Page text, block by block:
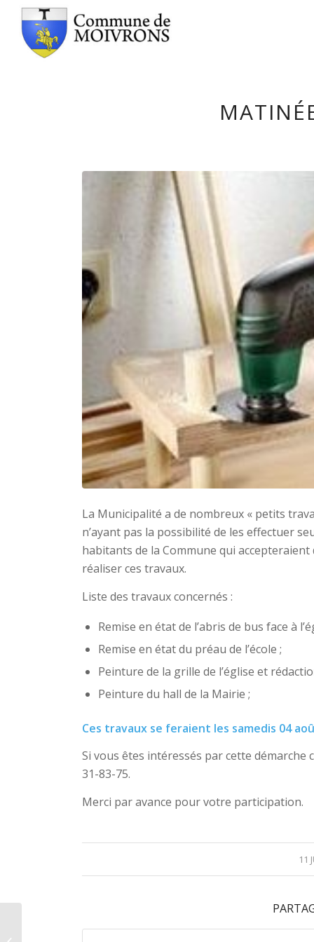
La Municipalité a de nombreux « petits
n’ayant pas la possibilité de les effectuer
habitants de la Commune qui
réaliser ces travaux.
Liste des travaux concernés :
Remise en état de l’abris de bus face à
Remise en état du préau de l’école ;
Peinture de la grille de l’église et
Peinture du hall de la Mairie ;
Ces travaux se feraient les samedis 04
Si vous êtes intéressés par cette
31-83-75.
Merci par avance pour votre participation.
11